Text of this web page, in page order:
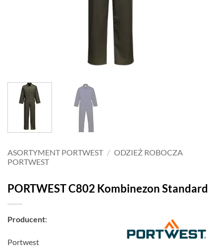
ASORTYMENT PORTWEST / ODZIEŻ ROBOCZA
PORTWEST
PORTWEST C802 Kombinezon Standard
Producent:
Portwest